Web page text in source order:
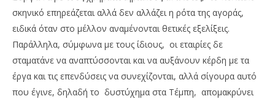
σκηνικό επηρεάζεται αλλά δεν αλλάζει η ρότα της αγοράς,
ειδικά όταν στο μέλλον αναμένονται θετικές εξελίξεις.
Παράλληλα, σύμφωνα με τους ίδιους, οι εταιρίες δε
σταματάνε να αναπτύσσονται και να αυξάνουν κέρδη με τα
έργα και τις επενδύσεις να συνεχίζονται, αλλά σίγουρα αυτό
που έγινε, δηλαδή το δυστύχημα στα Τέμπη, απομακρύνει